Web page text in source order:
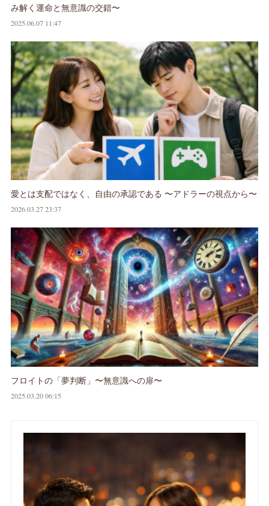
み解く運命と無意識の交錯〜
2025.06.07 11:47
愛とは支配ではなく、自由の承認である 〜アドラーの視点から〜
2026.03.27 23:37
フロイトの「夢判断」〜無意識への扉〜
2025.03.20 06:15